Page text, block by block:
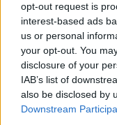
opt-out request is
interest-based ads
us or personal
your opt-out. You
disclosure of your
IAB’s list of
also be disclosed by
Downstream
Molto carino e
uscendo dalla
raggiunge
piazzole sono
ti permettono di
godersi la
e osservati dai